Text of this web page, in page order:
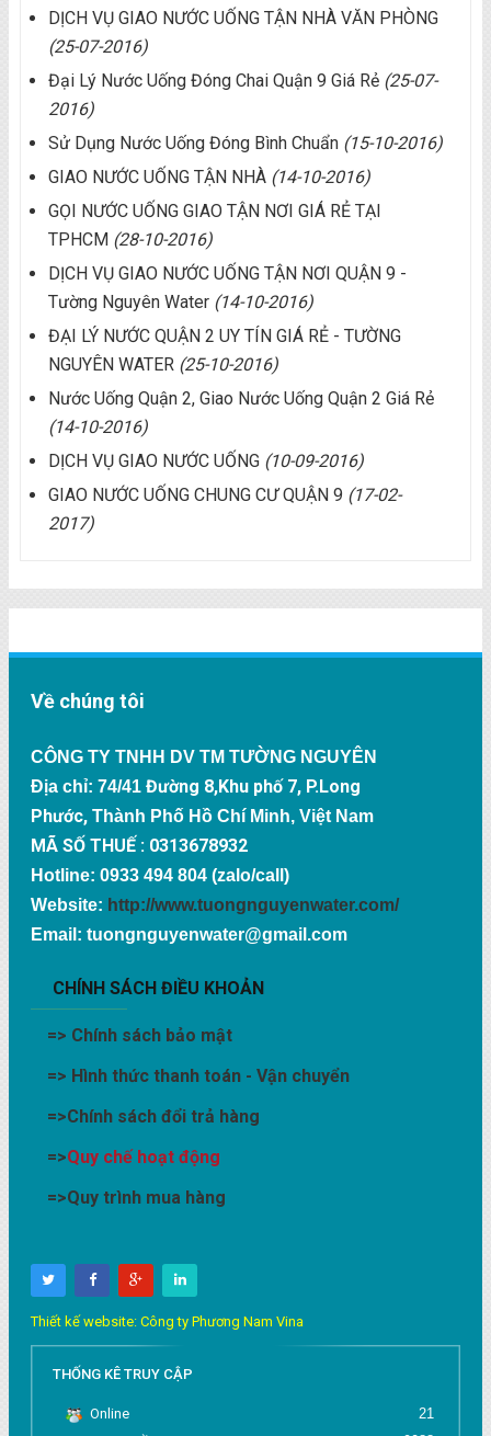
DỊCH VỤ GIAO NƯỚC UỐNG TẬN NHÀ VĂN PHÒNG
(25-07-2016)
Đại Lý Nước Uống Đóng Chai Quận 9 Giá Rẻ (25-07-
2016)
Sử Dụng Nước Uống Đóng Bình Chuẩn (15-10-2016)
GIAO NƯỚC UỐNG TẬN NHÀ (14-10-2016)
GỌI NƯỚC UỐNG GIAO TẬN NƠI GIÁ RẺ TẠI
TPHCM (28-10-2016)
DỊCH VỤ GIAO NƯỚC UỐNG TẬN NƠI QUẬN 9 -
Tường Nguyên Water (14-10-2016)
ĐẠI LÝ NƯỚC QUẬN 2 UY TÍN GIÁ RẺ - TƯỜNG
NGUYÊN WATER (25-10-2016)
Nước Uống Quận 2, Giao Nước Uống Quận 2 Giá Rẻ
(14-10-2016)
DỊCH VỤ GIAO NƯỚC UỐNG (10-09-2016)
GIAO NƯỚC UỐNG CHUNG CƯ QUẬN 9 (17-02-
2017)
Về chúng tôi
CÔNG TY TNHH DV TM TƯỜNG NGUYÊN
Địa chỉ: 74/41 Đường 8,Khu phố 7, P.Long
Phước, Thành Phố Hồ Chí Minh, Việt Nam
MÃ SỐ THUẾ : 0313678932
Hotline: 0933 494 804 (zalo/call)
Website: http://www.tuongnguyenwater.com/
Email: tuongnguyenwater@gmail.com
CHÍNH SÁCH ĐIỀU KHOẢN
=> Chính sách bảo mật
=> Hình thức thanh toán - Vận chuyển
=>Chính sách đổi trả hàng
=>Quy chế hoạt động
=>Quy trình mua hàng
Thiết kế website: Công ty Phương Nam Vina
THỐNG KÊ TRUY CẬP
Online
21